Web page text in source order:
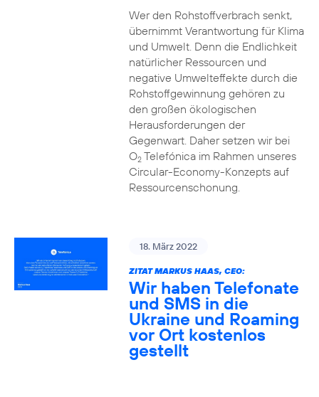
Wer den Rohstoffverbrach senkt,
übernimmt Verantwortung für Klima
und Umwelt. Denn die Endlichkeit
natürlicher Ressourcen und
negative Umwelteffekte durch die
Rohstoffgewinnung gehören zu
den großen ökologischen
Herausforderungen der
Gegenwart. Daher setzen wir bei
O2Telefónica im Rahmen unseres
Circular-Economy-Konzepts auf
Ressourcenschonung.
18. März 2022
ZITAT MARKUS HAAS, CEO:
Wir haben Telefonate
und SMS in die
Ukraine und Roaming
vor Ort kostenlos
gestellt